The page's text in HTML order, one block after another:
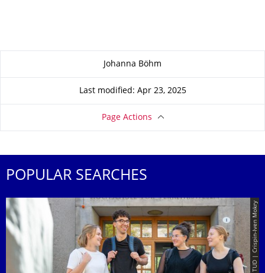
Johanna Böhm
Last modified: Apr 23, 2025
Page Actions
POPULAR SEARCHES
© TUD | Crispin-Iven Mokry